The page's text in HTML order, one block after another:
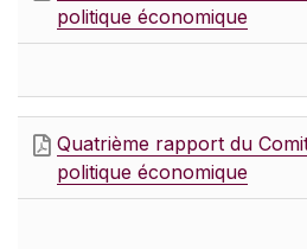
politique économique
Quatrième rapport du
politique économique